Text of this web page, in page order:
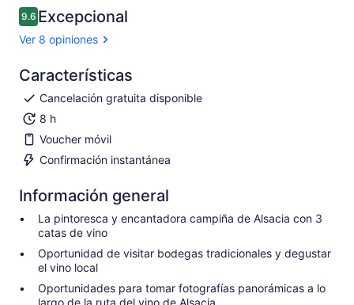
9.69.6 de 10
Excepcional
Ver 8 opiniones
Características
Cancelación gratuita disponible
8 h
Voucher móvil
Confirmación instantánea
Información general
La pintoresca y encantadora campiña de Alsacia con 3
catas de vino
Oportunidad de visitar bodegas tradicionales y degustar
el vino local
Oportunidades para tomar fotografías panorámicas a lo
largo de la ruta del vino de Alsacia